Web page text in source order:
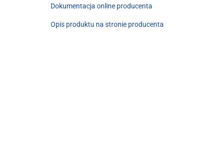
Dokumentacja online producenta
Opis produktu na stronie producenta